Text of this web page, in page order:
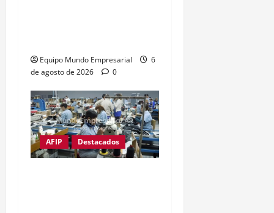
Equipo Mundo Empresarial
6
de agosto de 2026
0
AFIP Destacados